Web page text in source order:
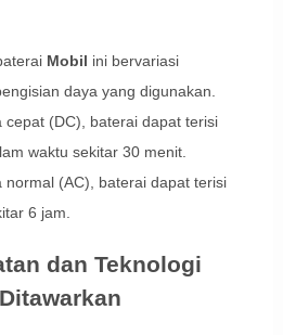
Mobil ini bervariasi
daya yang digunakan.
cepat (DC), baterai dapat terisi
waktu sekitar 30 menit.
normal (AC), baterai dapat terisi
6 jam.
dan Teknologi